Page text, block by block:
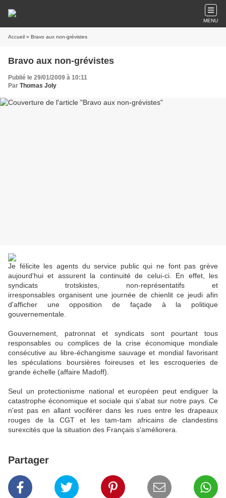
MENU
Accueil » Bravo aux non-grévistes
Bravo aux non-grévistes
Publié le 29/01/2009 à 10:11
Par Thomas Joly
Je félicite les agents du service public qui ne font pas grève
aujourd'hui et assurent la continuité de celui-ci. En effet, les
syndicats trotskistes, non-représentatifs et
irresponsables organisent une journée de chienlit ce jeudi afin
d'afficher une opposition de façade à la politique
gouvernementale.
Gouvernement, patronnat et syndicats sont pourtant tous
responsables ou complices de la crise économique mondiale
consécutive au libre-échangisme sauvage et mondial favorisant
les spéculations boursières foireuses et les escroqueries de
grande échelle (affaire Madoff).
Seul un protectionisme national et européen peut endiguer la
catastrophe économique et sociale qui s'abat sur notre pays. Ce
n'est pas en allant vociférer dans les rues entre les drapeaux
rouges de la CGT et les tam-tam africains de clandestins
surexcités que la situation des Français s'améliorera.
Partager